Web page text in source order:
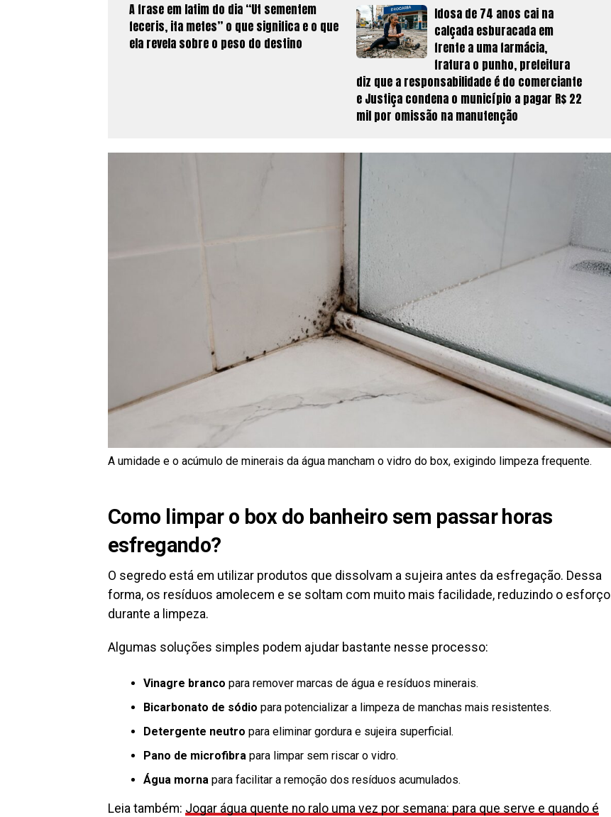
A frase em latim do dia “Ut sementem
feceris, ita metes” o que significa e o que
ela revela sobre o peso do destino
Idosa de 74 anos cai na
calçada esburacada em
frente a uma farmácia,
fratura o punho, prefeitura
diz que a responsabilidade é do comerciante
e Justiça condena o município a pagar R$ 22
mil por omissão na manutenção
A umidade e o acúmulo de minerais da água mancham o vidro do box, exigindo limpeza frequente.
Como limpar o box do banheiro sem passar horas
esfregando?
O segredo está em utilizar produtos que dissolvam a sujeira antes da esfregação. Dessa
forma, os resíduos amolecem e se soltam com muito mais facilidade, reduzindo o esforço
durante a limpeza.
Algumas soluções simples podem ajudar bastante nesse processo:
Vinagre branco para remover marcas de água e resíduos minerais.
Bicarbonato de sódio para potencializar a limpeza de manchas mais resistentes.
Detergente neutro para eliminar gordura e sujeira superficial.
Pano de microfibra para limpar sem riscar o vidro.
Água morna para facilitar a remoção dos resíduos acumulados.
Leia também: Jogar água quente no ralo uma vez por semana: para que serve e quando é